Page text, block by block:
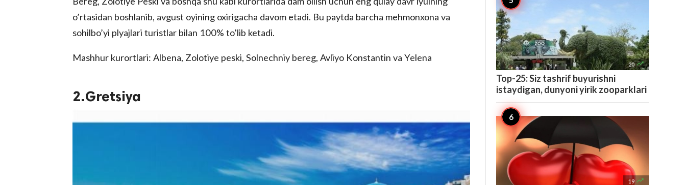
o’rtasidan boshlanib, avgust oyining oxirigacha davom etadi. Bu paytda barcha mehmonxona va
sohilbo’yi plyajlari turistlar bilan 100% to’lib ketadi.
Mashhur kurortlari: Albena, Zolotiye peski, Solnechniy bereg, Avliyo Konstantin va Yelena
2.Gretsiya
20 
Top-25: Siz tashrif buyurishni
istaydigan, dunyoni yirik zooparklari
19 